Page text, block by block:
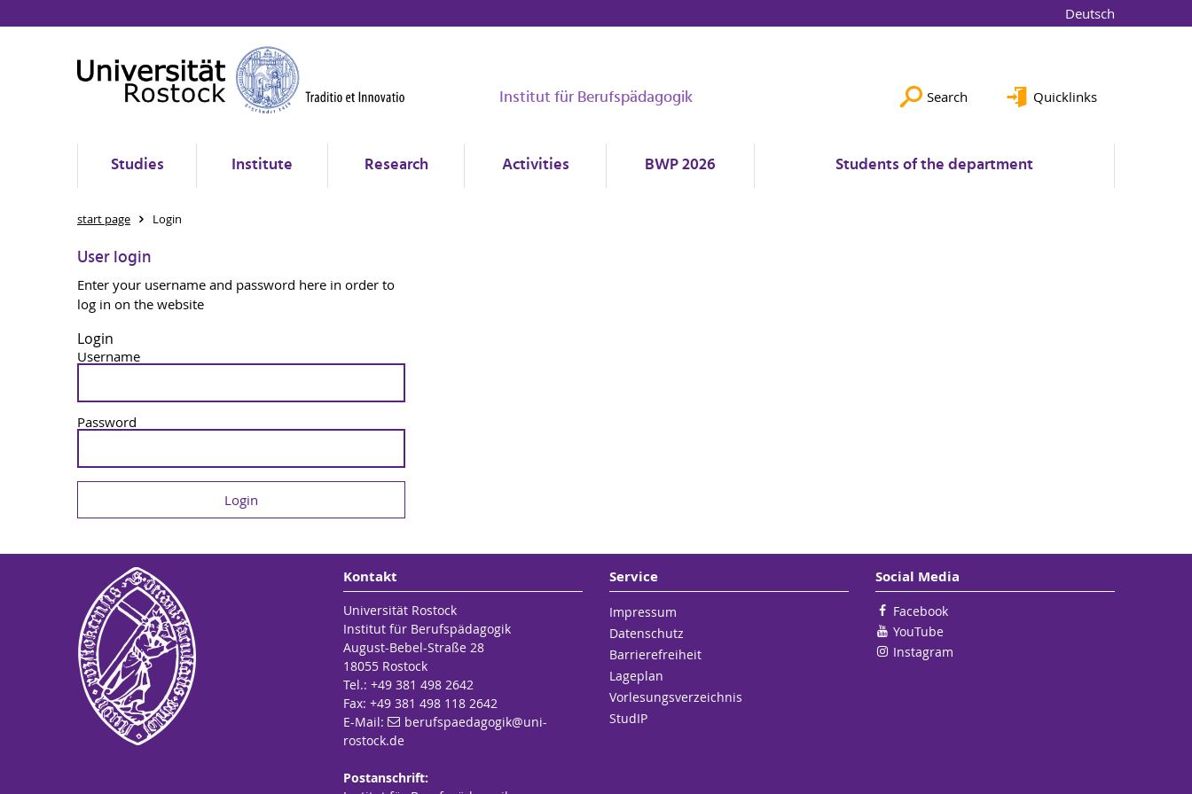
Deutsch
Institut für Berufspädagogik Search Quicklinks
Studies Institute Research Activities BWP 2026 Students of the department
start page Login
User login
Enter your username and password here in order to
log in on the website
Login
Username
Password
Kontakt
Universität Rostock
Institut für Berufspädagogik
August-Bebel-Straße 28
18055 Rostock
Tel.: +49 381 498 2642
Fax: +49 381 498 118 2642
E-Mail:
berufspaedagogik@uni-
rostock.de
Postanschrift:
Service
Impressum
Datenschutz
Barrierefreiheit
Lageplan
Vorlesungsverzeichnis
StudIP
Social Media
Facebook
YouTube
Instagram